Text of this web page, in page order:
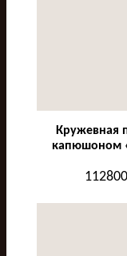
Кружевная
капюшоном
112800